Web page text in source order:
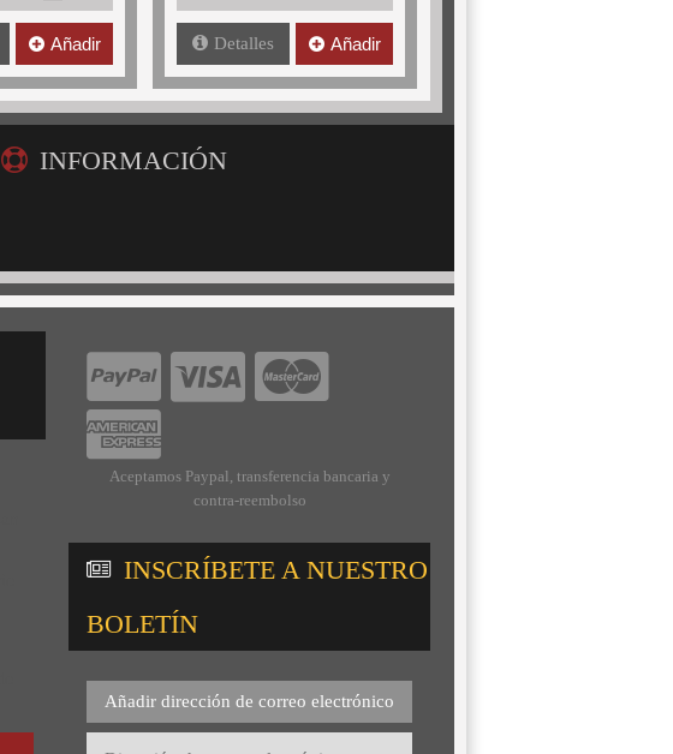
Añadir Detalles Añadir
INFORMACIÓN
Aceptamos Paypal, transferencia bancaria y
contra-reembolso
INSCRÍBETE A NUESTRO
BOLETÍN
Añadir dirección de correo electrónico